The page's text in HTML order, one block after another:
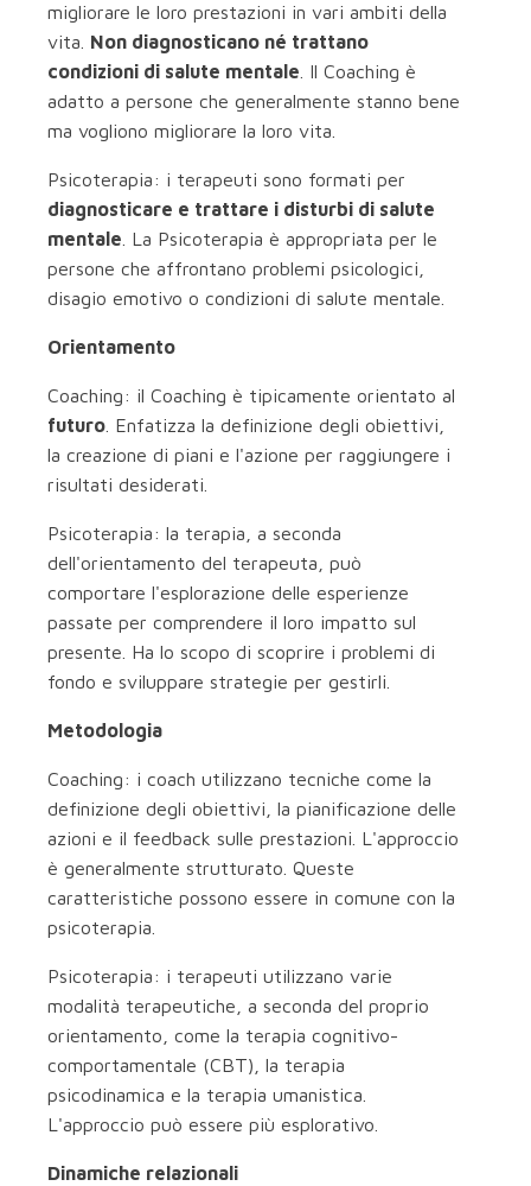
migliorare le loro prestazioni in vari ambiti della
vita. Non diagnosticano né trattano
condizioni di salute mentale . Il Coaching è
adatto a persone che generalmente stanno bene
ma vogliono migliorare la loro vita.
Psicoterapia: i terapeuti sono formati per
diagnosticare e trattare i disturbi di salute
mentale . La Psicoterapia è appropriata per le
persone che affrontano problemi psicologici,
disagio emotivo o condizioni di salute mentale.
Orientamento
Coaching: il Coaching è tipicamente orientato al
futuro . Enfatizza la definizione degli obiettivi,
la creazione di piani e l'azione per raggiungere i
risultati desiderati.
Psicoterapia: la terapia, a seconda
dell'orientamento del terapeuta, può
comportare l'esplorazione delle esperienze
passate per comprendere il loro impatto sul
presente. Ha lo scopo di scoprire i problemi di
fondo e sviluppare strategie per gestirli.
Metodologia
Coaching: i coach utilizzano tecniche come la
definizione degli obiettivi, la pianificazione delle
azioni e il feedback sulle prestazioni. L'approccio
è generalmente strutturato. Queste
caratteristiche possono essere in comune con la
psicoterapia.
Psicoterapia: i terapeuti utilizzano varie
modalità terapeutiche, a seconda del proprio
orientamento, come la terapia cognitivo-
comportamentale (CBT), la terapia
psicodinamica e la terapia umanistica.
L'approccio può essere più esplorativo.
Dinamiche relazionali